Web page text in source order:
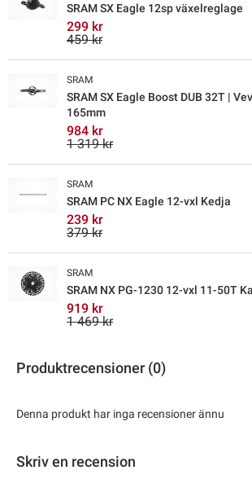
SRAM SX Eagle 12sp växelreglage
299 kr
459 kr
SRAM
SRAM SX Eagle Boost DUB 32T |
165mm
984 kr
1 319 kr
SRAM
SRAM PC NX Eagle 12-vxl Kedja
239 kr
379 kr
SRAM
SRAM NX PG-1230 12-vxl 11-50T
919 kr
1 469 kr
Produktrecensioner (0)
Denna produkt har inga recensioner ännu
Skriv en recension